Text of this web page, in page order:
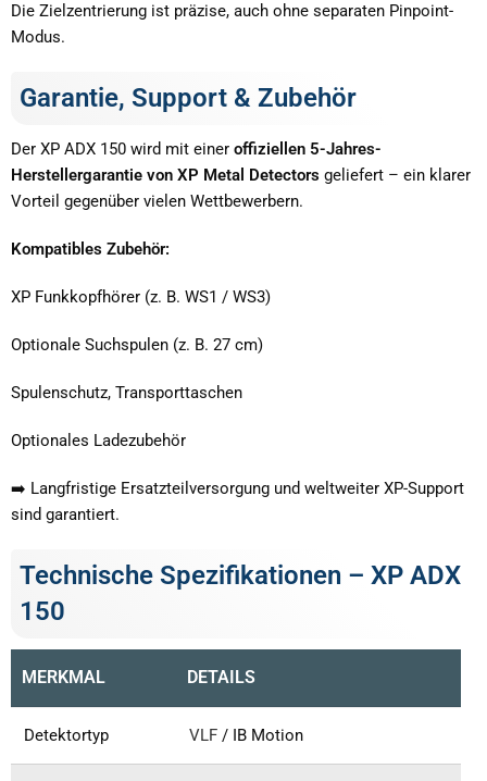
Die Zielzentrierung ist präzise, auch ohne separaten Pinpoint-
Modus.
Garantie, Support & Zubehör
Der XP ADX 150 wird mit einer offiziellen 5-Jahres-
Herstellergarantie von XP Metal Detectors geliefert – ein klarer
Vorteil gegenüber vielen Wettbewerbern.
Kompatibles Zubehör:
XP Funkkopfhörer (z. B. WS1 / WS3)
Optionale Suchspulen (z. B. 27 cm)
Spulenschutz, Transporttaschen
Optionales Ladezubehör
➡️ Langfristige Ersatzteilversorgung und weltweiter XP-Support
sind garantiert.
Technische Spezifikationen – XP ADX
150
MERKMAL DETAILS
Detektortyp VLF / IB Motion